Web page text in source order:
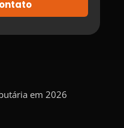
em 2026